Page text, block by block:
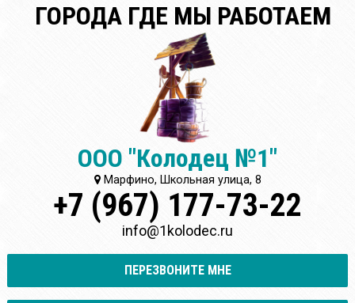
ГОРОДА ГДЕ МЫ РАБОТАЕМ
ООО "Колодец №1"
Марфино, Школьная улица, 8
+7 (967) 177-73-22
info@1kolodec.ru
ПЕРЕЗВОНИТЕ МНЕ